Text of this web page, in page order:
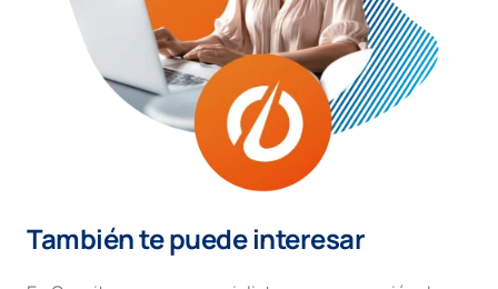
También te puede interesar